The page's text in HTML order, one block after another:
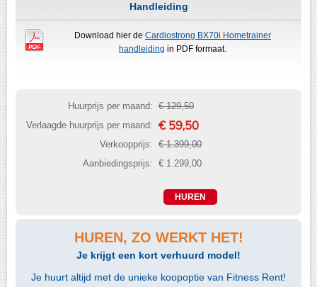
Handleiding
Download hier de Cardiostrong BX70i Hometrainer
handleiding in PDF formaat.
Huurprijs per maand: € 129,50
Verlaagde huurprijs per maand: € 59,50
Verkoopprijs: € 1.399,00
Aanbiedingsprijs: € 1.299,00
HUREN, ZO WERKT HET!
Je krijgt een kort verhuurd model!
Je huurt altijd met de unieke koopoptie van Fitness Rent!